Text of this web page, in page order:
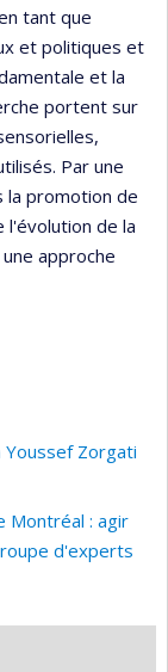
tant que
et politiques et
et la
portent sur
Par une
la promotion de
l'évolution de la
approche
Youssef Zorgati
Montréal : agir
d'experts